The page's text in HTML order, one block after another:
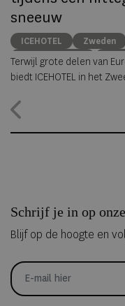
sneeuw
ICEHOTEL Zweden
summer travel
Terwijl grote delen van
biedt ICEHOTEL in het
hele jaar geopend,
Schrijf je in op
Blijf op de hoogte en